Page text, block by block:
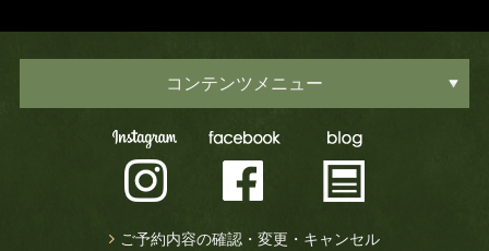
コンテンツメニュー
ご予約内容の確認・変更・キャンセル